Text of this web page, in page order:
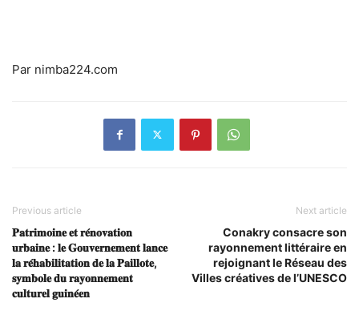
Par nimba224.com
Previous article
𝐏𝐚𝐭𝐫𝐢𝐦𝐨𝐢𝐧𝐞 𝐞𝐭 𝐫𝐞́𝐧𝐨𝐯𝐚𝐭𝐢𝐨𝐧
𝐮𝐫𝐛𝐚𝐢𝐧𝐞 : 𝐥𝐞 𝐆𝐨𝐮𝐯𝐞𝐫𝐧𝐞𝐦𝐞𝐧𝐭 𝐥𝐚𝐧𝐜𝐞
𝐥𝐚 𝐫𝐞́𝐡𝐚𝐛𝐢𝐥𝐢𝐭𝐚𝐭𝐢𝐨𝐧 𝐝𝐞 𝐥𝐚 𝐏𝐚𝐢𝐥𝐥𝐨𝐭𝐞,
𝐬𝐲𝐦𝐛𝐨𝐥𝐞 𝐝𝐮 𝐫𝐚𝐲𝐨𝐧𝐧𝐞𝐦𝐞𝐧𝐭
𝐜𝐮𝐥𝐭𝐮𝐫𝐞𝐥 𝐠𝐮𝐢𝐧𝐞́𝐞𝐧
Next article
Conakry consacre son
rayonnement littéraire en
rejoignant le Réseau des
Villes créatives de l’UNESCO